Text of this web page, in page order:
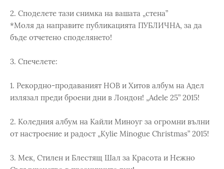
2. Споделете тази снимка на вашата „стена”
*Моля да направите публикацията ПУБЛИЧНА, за да
бъде отчетено споделянето!
3. Спечелете:
1. Рекордно-продаваният НОВ и Хитов албум на Адел
излязал преди броени дни в Лондон! „Adele 25” 2015!
2. Коледния албум на Кайли Миноуг за огромни вълни
от настроение и радост „Kylie Minogue Christmas” 2015!
3. Мек, Стилен и Блестящ Шал за Красота и Нежно